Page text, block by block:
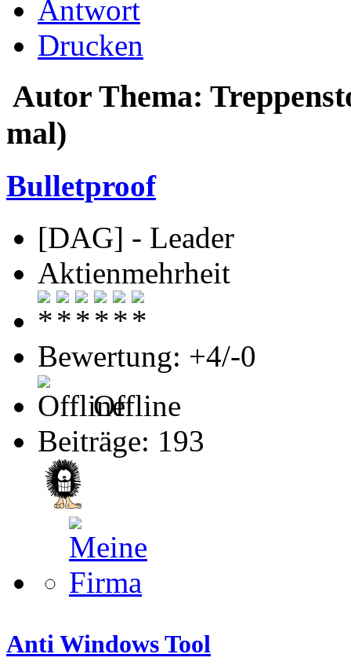
Antwort
Drucken
Autor Thema:
mal)
Bulletproof
[DAG] - Leader
Aktienmehrheit
Bewertung: +4/-0
Offline
Beiträge: 193
Anti Windows Tool